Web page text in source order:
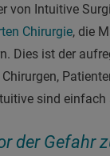
von Intuitive
Chirurgie, die
Dies ist der
sind einfach
der Gefahr